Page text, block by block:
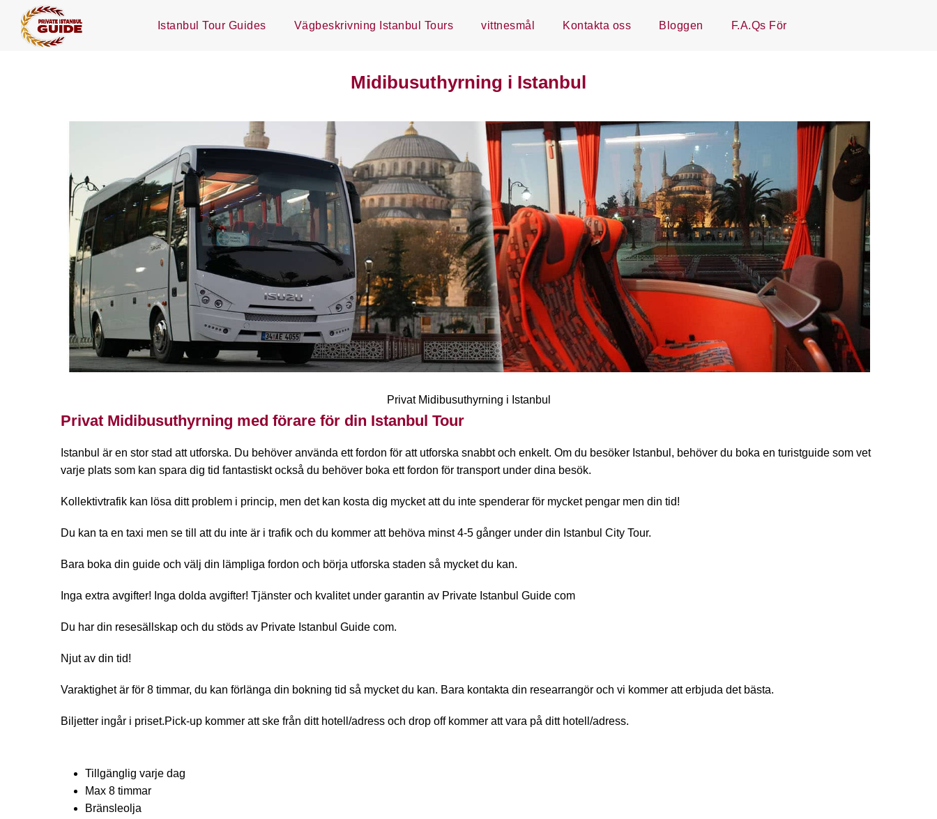
Istanbul Tour Guides Vägbeskrivning Istanbul Tours vittnesmål Kontakta oss Bloggen F.A.Qs För
Midibusuthyrning i Istanbul
Privat Midibusuthyrning i Istanbul
Privat Midibusuthyrning med förare för din Istanbul Tour
Istanbul är en stor stad att utforska. Du behöver använda ett fordon för att utforska snabbt och enkelt. Om du besöker Istanbul, behöver du boka en turistguide som vet
varje plats som kan spara dig tid fantastiskt också du behöver boka ett fordon för transport under dina besök.
Kollektivtrafik kan lösa ditt problem i princip, men det kan kosta dig mycket att du inte spenderar för mycket pengar men din tid!
Du kan ta en taxi men se till att du inte är i trafik och du kommer att behöva minst 4-5 gånger under din Istanbul City Tour.
Bara boka din guide och välj din lämpliga fordon och börja utforska staden så mycket du kan.
Inga extra avgifter! Inga dolda avgifter! Tjänster och kvalitet under garantin av Private Istanbul Guide com
Du har din resesällskap och du stöds av Private Istanbul Guide com.
Njut av din tid!
Varaktighet är för 8 timmar, du kan förlänga din bokning tid så mycket du kan. Bara kontakta din researrangör och vi kommer att erbjuda det bästa.
Biljetter ingår i priset.Pick-up kommer att ske från ditt hotell/adress och drop off kommer att vara på ditt hotell/adress.
Tillgänglig varje dag
Max 8 timmar
Bränsleolja